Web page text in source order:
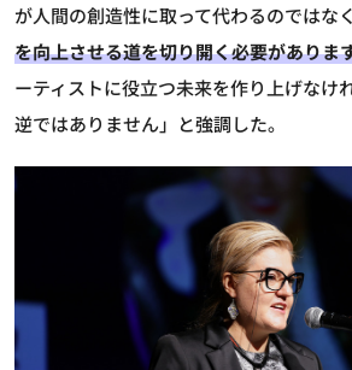
が人間の創造性に取って代わるのではなく
を向上させる道を切り開く必要がありま
ーティストに役立つ未来を作り上げなけ
逆ではありません」と強調した。